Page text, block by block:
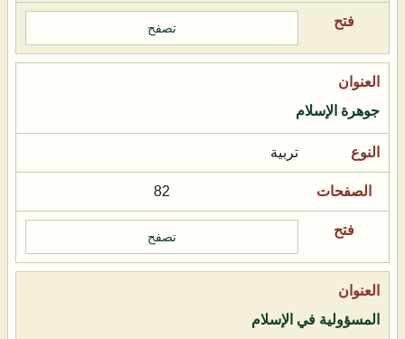
تصفح
جوهرة الإسلام
تربية
82
تصفح
المسؤولية في الإسلام